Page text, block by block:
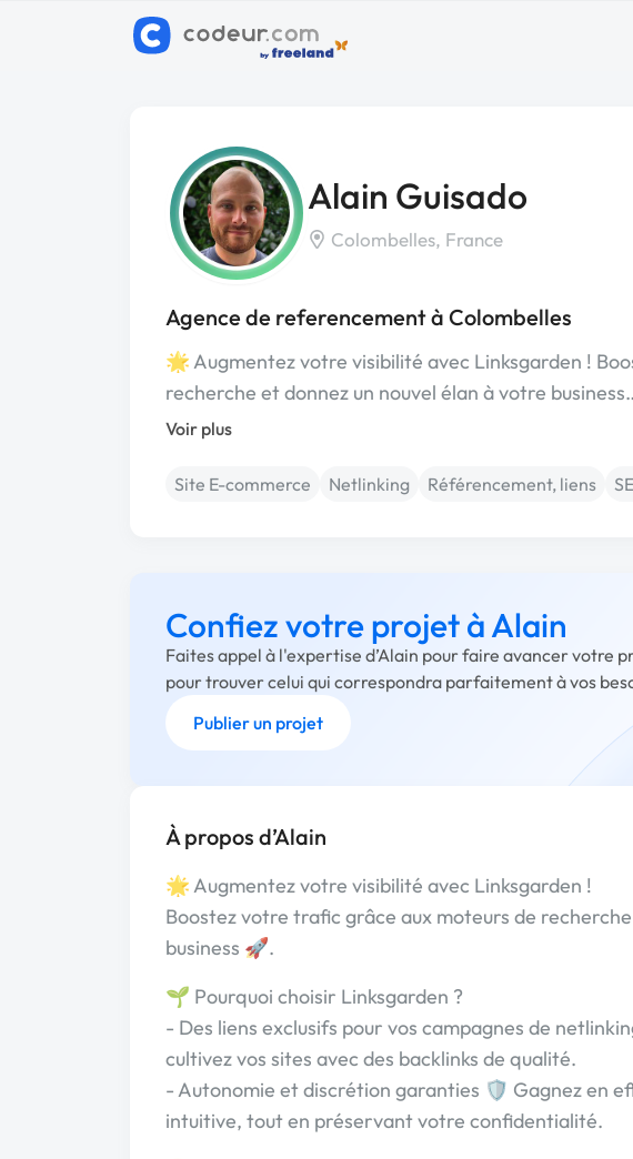
Alain Guisado
Colombelles, France
Agence de referencement à Colombelles
🌟 Augmentez votre visibilité avec Linksgarden !
recherche et donnez un nouvel élan à votre
Voir plus
Site E-commerce Netlinking Référencement, liens
Confiez votre projet à Alain
Faites appel à l'expertise d’Alain pour faire avancer votre
pour trouver celui qui correspondra parfaitement à vos
Publier un projet
À propos d’Alain
🌟 Augmentez votre visibilité avec Linksgarden !
Boostez votre trafic grâce aux moteurs de
business 🚀.
🌱 Pourquoi choisir Linksgarden ?
- Des liens exclusifs pour vos campagnes de
cultivez vos sites avec des backlinks de qualité.
- Autonomie et discrétion garanties 🛡️ Gagnez en
intuitive, tout en préservant votre confidentialité.